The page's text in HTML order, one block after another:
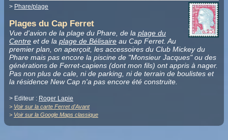
> Phare/plage
Plages du Cap Ferret
Vue d'avion de la plage du Phare, de la plage du
Centre et de la plage de Bélisaire au Cap Ferret. Au
premier plan, on aperçoit, les accessoires du Club Mickey du
Phare mais pas encore la piscine de "Monsieur Jacques" ou des
générations de Ferret-capiens (dont mon fils) ont appris à nager.
Pas non plus de cale, ni de parking, ni de terrain de boulistes et
la résidence New Cap n'a pas encore été construite.
> Editeur : Roger Lapie
> Voir sur la carte Ferret d'Avant
> Voir sur la Google Maps classique